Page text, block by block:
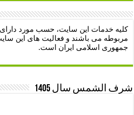
کلیه خدمات این سایت، حسب مورد دارای
مربوطه می باشند و فعالیت های این
جمهوری اسلامی ایران است.
شرف الشمس سال 1405